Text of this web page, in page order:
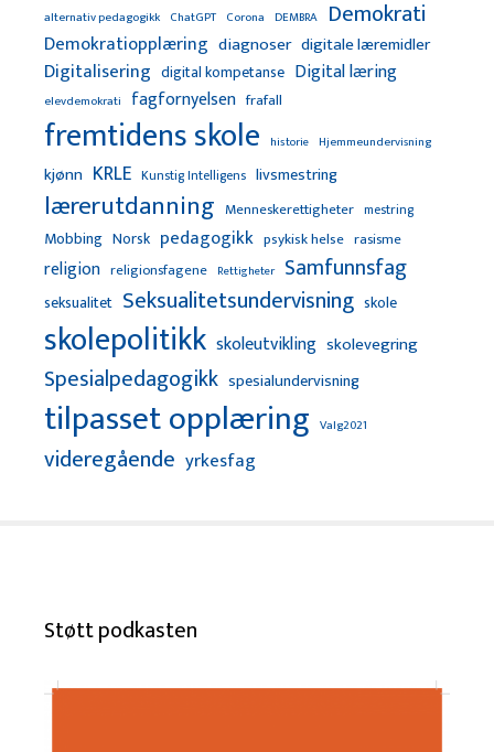
alternativ pedagogikk ChatGPT Corona DEMBRA Demokrati
Demokratiopplæring diagnoser digitale læremidler
Digitalisering digital kompetanse Digital læring
elevdemokrati fagfornyelsen frafall
fremtidens skole historie Hjemmeundervisning
kjønn KRLE Kunstig Intelligens livsmestring
lærerutdanning Menneskerettigheter mestring
Mobbing Norsk pedagogikk psykisk helse rasisme
religion religionsfagene Rettigheter Samfunnsfag
seksualitet Seksualitetsundervisning skole
skolepolitikk skoleutvikling skolevegring
Spesialpedagogikk spesialundervisning
tilpasset opplæring Valg2021
videregående yrkesfag
Støtt podkasten